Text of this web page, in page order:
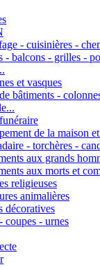
- cuisinières -
- balcons - grilles -
et vasques
bâtiments -
de la maison
- torchères -
aux grands
aux morts et
religieuses
animalières
décoratives
coupes - urnes